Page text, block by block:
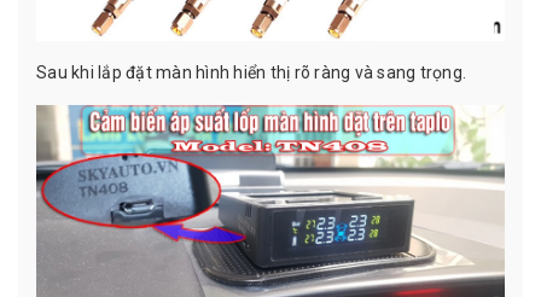
Sau khi lắp đặt màn hình hiển thị rõ ràng và sang trọng.